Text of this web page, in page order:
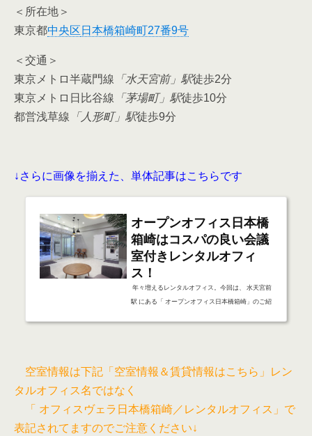
＜所在地＞
東京都中央区 日本橋箱崎町27番9号
＜交通＞
東京メトロ半蔵門線 「水天宮前」駅徒歩2分
東京メトロ日比谷線 「茅場町」駅徒歩10分
都営浅草線 「人形町」駅徒歩9分
↓さらに画像を揃えた、単体記事はこちらです
オープンオフィス日本橋
箱崎はコスパの良い会議
室付きレンタルオフィ
ス！
年々増えるレンタルオフィス。今回は、 水天宮前
駅 にある「 オープンオフィス日本橋箱崎」のご紹
サービスや設備を早速見ていきましょう！ラウン
ジ・コワーキングオフィス契約をすれば自由に使え
るラウンジは、普通の事務所物件にはない大きなメ
リット。 オフィススペースで気分転換したい際の
コーヒー＆ティータ...
空室情報は下記「空室情報＆賃貸情報はこちら」レン
タルオフィス名ではなく
「 オフィスヴェラ日本橋箱崎／レンタルオフィス」で
表記されてますのでご注意ください↓